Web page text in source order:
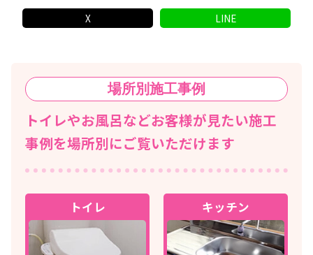
X LINE
場所別施工事例
トイレやお風呂などお客様が見たい施工
事例を場所別にご覧いただけます
トイレ キッチン